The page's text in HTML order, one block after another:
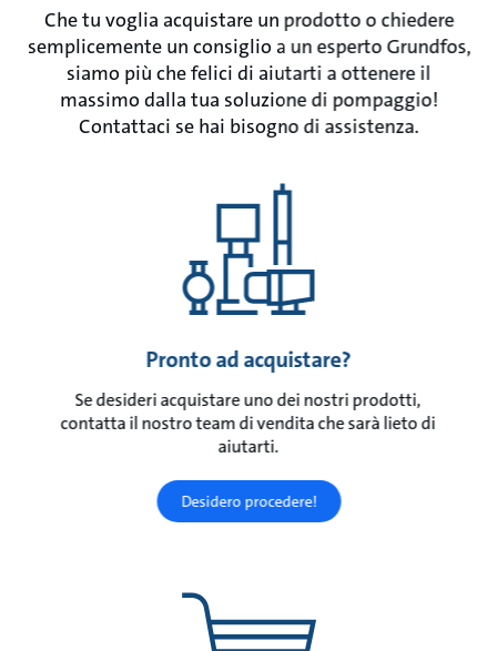
Che tu voglia acquistare un prodotto o chiedere
semplicemente un consiglio a un esperto Grundfos,
siamo più che felici di aiutarti a ottenere il
massimo dalla tua soluzione di pompaggio!
Contattaci se hai bisogno di assistenza.
Pronto ad acquistare?
Se desideri acquistare uno dei nostri prodotti,
contatta il nostro team di vendita che sarà lieto di
aiutarti.
Desidero procedere!